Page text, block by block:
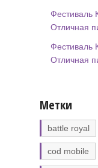
Фестиваль
Отличная
Фестиваль
Отличная
Метки
battle royal
cod mobile